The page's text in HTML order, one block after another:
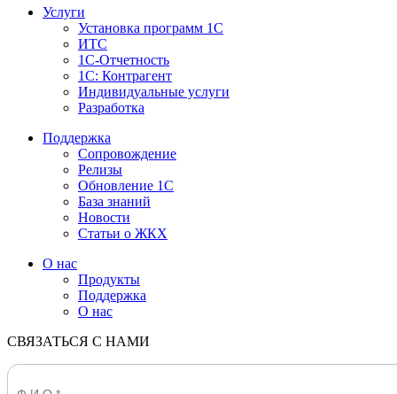
Услуги
Установка программ 1С
ИТС
1С-Отчетность
1С: Контрагент
Индивидуальные услуги
Разработка
Поддержка
Сопровождение
Релизы
Обновление 1С
База знаний
Новости
Статьи о ЖКХ
О нас
Продукты
Поддержка
О нас
СВЯЗАТЬСЯ С НАМИ